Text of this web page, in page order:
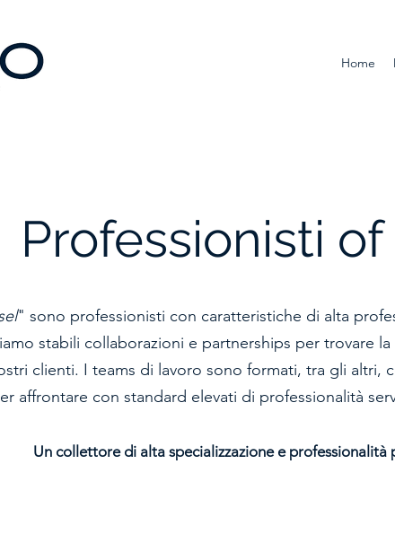
Home
Professionisti
" sono professionisti con caratteristiche di alta
stabili collaborazioni e partnerships per trovare
clienti. I teams di lavoro sono formati, tra gli
affrontare con standard elevati di professionalità
Un collettore di alta specializzazione e professionalità